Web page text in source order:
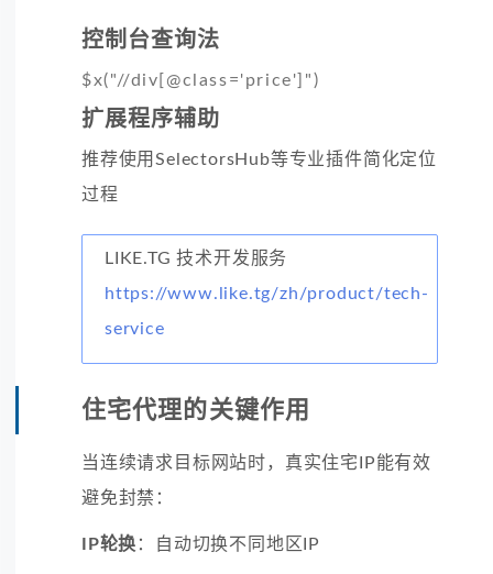
控制台查询法
$x("//div[@class='price']")
扩展程序辅助
推荐使用SelectorsHub等专业插件简化定位
过程
LIKE.TG 技术开发服务
https://www.like.tg/zh/product/tech-
service
住宅代理的关键作用
当连续请求目标网站时，真实住宅IP能有效
避免封禁：
IP轮换 ：自动切换不同地区IP